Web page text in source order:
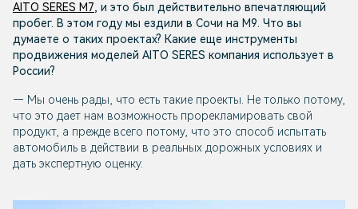
AITO SERES M7, и это был действительно впечатляющий
пробег. В этом году мы ездили в Сочи на М9. Что вы
думаете о таких проектах? Какие еще инструменты
продвижения моделей AITO SERES компания использует в
России?
— Мы очень рады, что есть такие проекты. Не только потому,
что это дает нам возможность прорекламировать свой
продукт, а прежде всего потому, что это способ испытать
автомобиль в действии в реальных дорожных условиях и
дать экспертную оценку.